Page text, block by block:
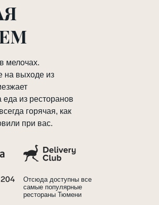
мелочах.
на выходе из
из ресторанов
горячая, как
при вас.
Отсюда доступны все
самые популярные
рестораны Тюмени